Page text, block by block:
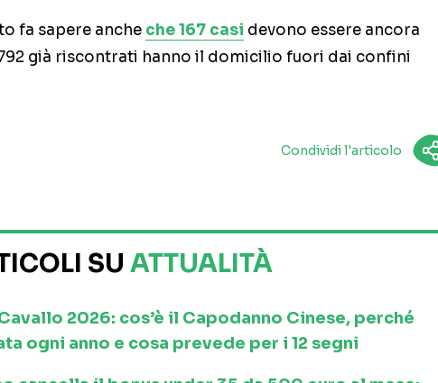
fa sapere anche che 167 casi devono essere ancora
già riscontrati hanno il domicilio fuori dai confini
Condividi l'articolo
SU ATTUALITÀ
2026: cos’è il Capodanno Cinese, perché
ogni anno e cosa prevede per i 12 segni